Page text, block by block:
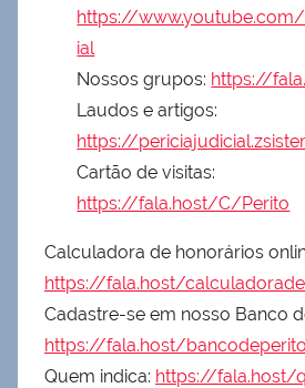
https://www.youtube.com/
ial
Nossos grupos: https://
Laudos e artigos:
https://
Cartão de visitas:
https://fala.host/C/Perito
Calculadora de honorários
https://fala.host/
Cadastre-se em nosso Banco
https://fala.host/
Quem indica: https://fala.host/